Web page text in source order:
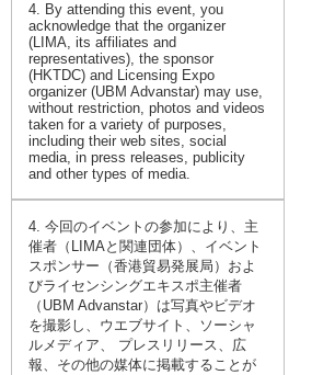
4. By attending this event, you
acknowledge that the organizer
(LIMA, its affiliates and
representatives), the sponsor
(HKTDC) and Licensing Expo
organizer (UBM Advanstar) may use,
without restriction, photos and videos
taken for a variety of purposes,
including their web sites, social
media, in press releases, publicity
and other types of media.
4. 今回のイベントの参加により、主
催者（LIMAと関連団体）、イベント
スポンサー（香港貿易発展局）およ
びライセンシングエキスポ主催者
（UBM Advanstar）は写真やビデオ
を撮影し、ウエブサイト、ソーシャ
ルメディア、 プレスリリース、広
報、その他の媒体に掲載することが